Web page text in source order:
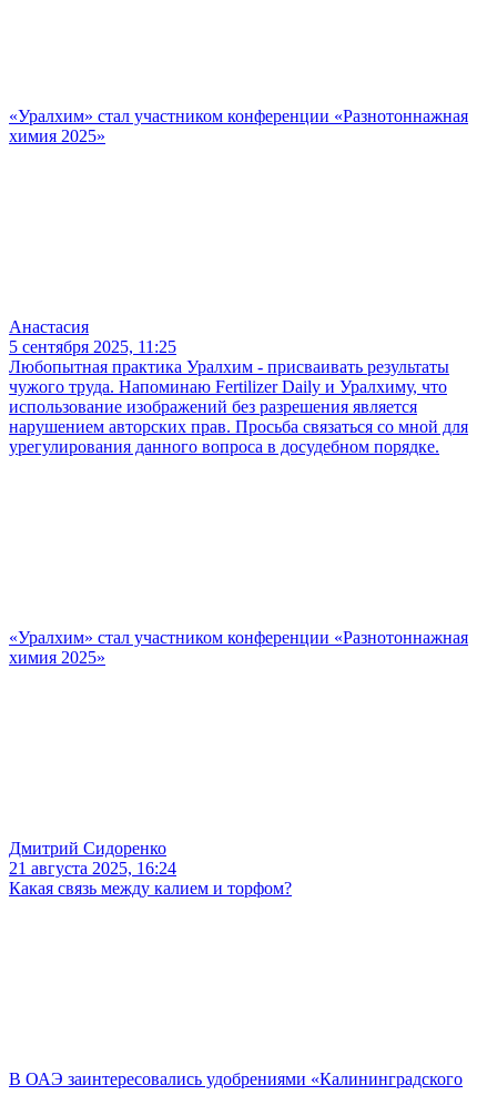
«Уралхим» стал участником конференции «Разнотоннажная
химия 2025»
Анастасия
5 сентября 2025, 11:25
Любопытная практика Уралхим - присваивать результаты
чужого труда. Напоминаю Fertilizer Daily и Уралхиму, что
использование изображений без разрешения является
нарушением авторских прав. Просьба связаться со мной для
урегулирования данного вопроса в досудебном порядке.
«Уралхим» стал участником конференции «Разнотоннажная
химия 2025»
Дмитрий Сидоренко
21 августа 2025, 16:24
Какая связь между калием и торфом?
В ОАЭ заинтересовались удобрениями «Калининградского